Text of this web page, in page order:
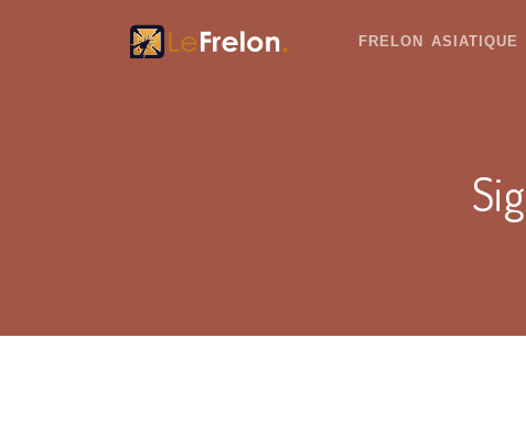
FRELON ASIATIQUE